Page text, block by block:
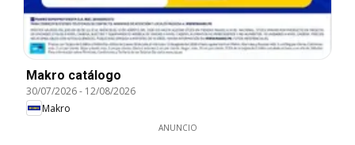
Makro catálogo
30/07/2026- 12/08/2026
Makro
ANUNCIO